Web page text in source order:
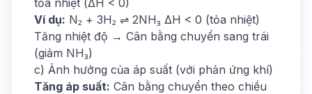
tỏa nhiệt (ΔH < 0)
Ví dụ: N₂ + 3H₂ ⇌ 2NH₃ ΔH < 0 (tỏa nhiệt)
Tăng nhiệt độ → Cân bằng chuyển sang trái
(giảm NH₃)
c) Ảnh hưởng của áp suất (với phản ứng khí)
Tăng áp suất: Cân bằng chuyển theo chiều